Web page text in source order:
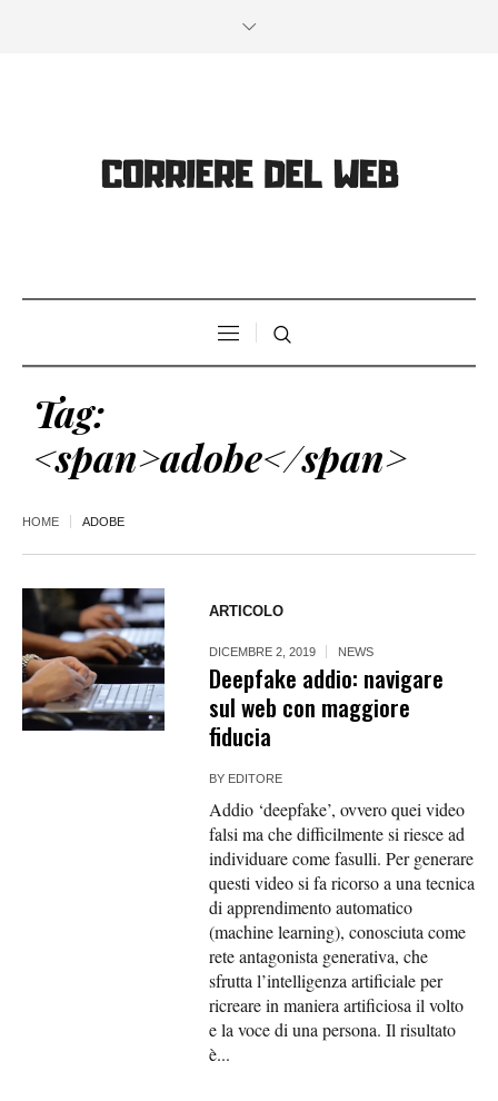
Tag:
<span>adobe</span>
HOME ADOBE
ARTICOLO
DICEMBRE 2, 2019 NEWS
Deepfake addio: navigare
sul web con maggiore
fiducia
BY EDITORE
Addio ‘deepfake’, ovvero quei video
falsi ma che difficilmente si riesce ad
individuare come fasulli. Per generare
questi video si fa ricorso a una tecnica
di apprendimento automatico
(machine learning), conosciuta come
rete antagonista generativa, che
sfrutta l’intelligenza artificiale per
ricreare in maniera artificiosa il volto
e la voce di una persona. Il risultato
è...